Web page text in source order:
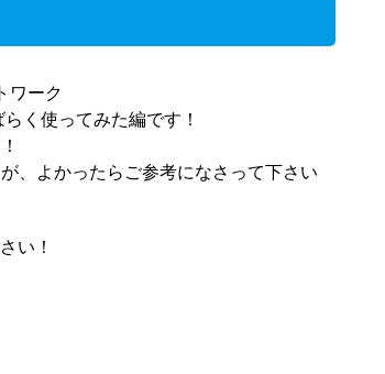
ワーク
く使ってみた編です！
、よかったらご参考になさって下さい
い！